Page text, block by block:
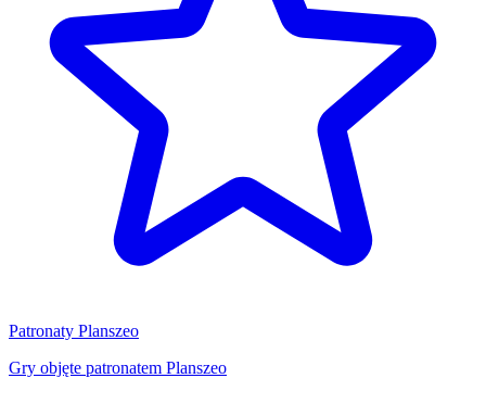
Patronaty Planszeo
Gry objęte patronatem Planszeo